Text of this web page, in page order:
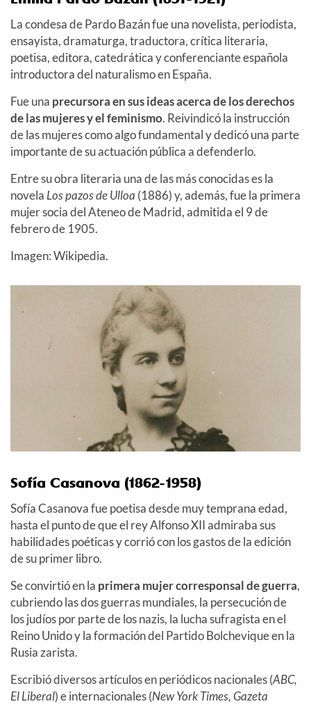
La condesa de Pardo Bazán fue una novelista, periodista,
ensayista, dramaturga, traductora, crítica literaria,
poetisa, editora, catedrática y conferenciante española
introductora del naturalismo en España.
Fue una precursora en sus ideas acerca de los derechos
de las mujeres y el feminismo. Reivindicó la instrucción
de las mujeres como algo fundamental y dedicó una parte
importante de su actuación pública a defenderlo.
Entre su obra literaria una de las más conocidas es la
novela Los pazos de Ulloa (1886) y, además, fue la primera
mujer socia del Ateneo de Madrid, admitida el 9 de
febrero de 1905.
Imagen: Wikipedia.
Sofía Casanova (1862-1958)
Sofía Casanova fue poetisa desde muy temprana edad,
hasta el punto de que el rey Alfonso XII admiraba sus
habilidades poéticas y corrió con los gastos de la edición
de su primer libro.
Se convirtió en la primera mujer corresponsal de guerra,
cubriendo las dos guerras mundiales, la persecución de
los judíos por parte de los nazis, la lucha sufragista en el
Reino Unido y la formación del Partido Bolchevique en la
Rusia zarista.
Escribió diversos artículos en periódicos nacionales (ABC,
El Liberal) e internacionales (New York Times, Gazeta